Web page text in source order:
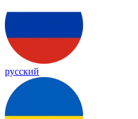
русский